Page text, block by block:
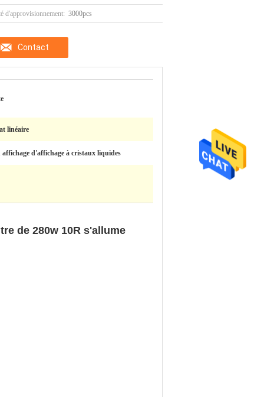
d'approvisionnement: 3000pcs
Contact
linéaire
affichage d'affichage à cristaux liquides
de 280w 10R s'allume